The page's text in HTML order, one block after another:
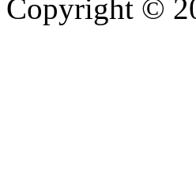
Copyright ©